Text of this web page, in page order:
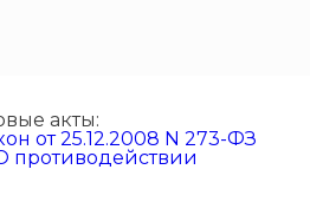
акты:
от 25.12.2008 N 273-ФЗ
противодействии